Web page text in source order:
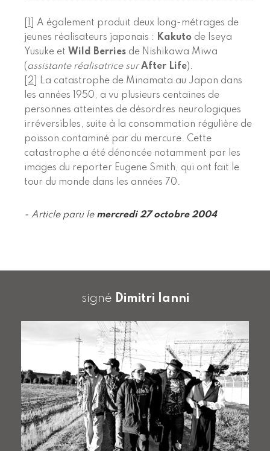
A également produit deux long-métrages de
jeunes réalisateurs japonais :
Kakuto de Iseya
Yusuke et Wild Berries de Nishikawa Miwa
(assistante réalisatrice sur After Life).
2
La catastrophe de Minamata au Japon dans
les années 1950, a vu plusieurs centaines de
personnes atteintes de désordres neurologiques
irréversibles, suite à la consommation régulière de
poisson contaminé par du mercure. Cette
catastrophe a été dénoncée notamment par les
images du reporter Eugene Smith, qui ont fait le
tour du monde dans les années 70.
- Article paru le mercredi 27 octobre 2004
signé Dimitri Ianni